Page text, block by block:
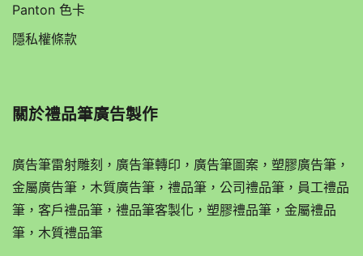
Panton 色卡
隱私權條款
關於禮品筆廣告製作
廣告筆雷射雕刻，廣告筆轉印，廣告筆圖案，塑膠廣告筆，
金屬廣告筆，木質廣告筆，禮品筆，公司禮品筆，員工禮品
筆，客戶禮品筆，禮品筆客製化，塑膠禮品筆，金屬禮品
筆，木質禮品筆